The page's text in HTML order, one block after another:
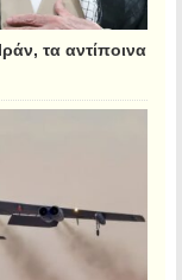
τα αντίποινα